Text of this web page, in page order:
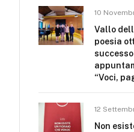
10
Vallo
poesia
“Voci,
12
Non